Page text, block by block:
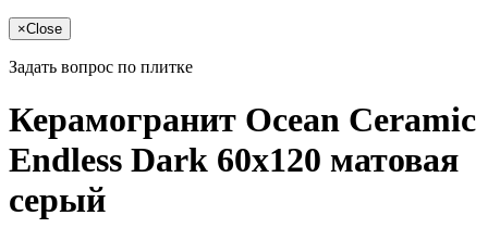
×Close
Задать вопрос по плитке
Керамогранит Ocean Ceramic
Endless Dark 60x120 матовая
серый